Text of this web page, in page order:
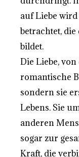
auf Liebe
betrachtet,
bildet.
Die Liebe,
romantische
sondern sie
Lebens. Sie
anderen
sogar zur
Kraft, die